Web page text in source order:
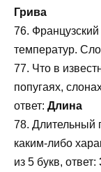
Грива
76.
температур.
77. Что в
попугаях,
ответ: Длина
78. Длительный
каким-либо
из 5 букв, ответ: